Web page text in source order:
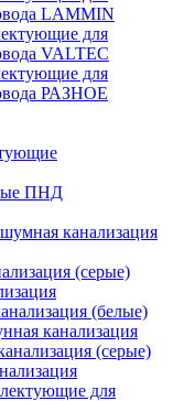
LAMMIN
для
VALTEC
для
РАЗНОЕ
ПНД
канализация
(серые)
(белые)
канализация
(серые)
для